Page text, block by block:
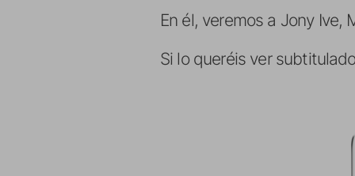
En él, veremos a Jony
Si lo queréis ver